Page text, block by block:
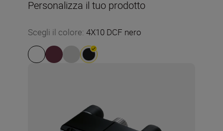
Personalizza il tuo prodotto
Scegli il colore: 4X10 DCF nero